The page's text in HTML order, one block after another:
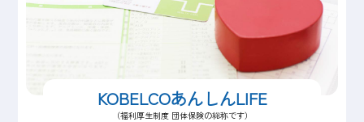
KOBELCOあんしんLIFE
（福利厚生制度 団体保険の総称です）